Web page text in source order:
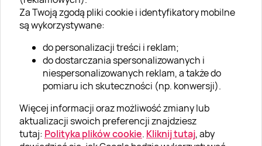
Za Twoją zgodą pliki cookie i identyfikatory mobilne
są wykorzystywane:
do personalizacji treści i reklam;
do dostarczania spersonalizowanych i
niespersonalizowanych reklam, a także do
pomiaru ich skuteczności (np. konwersji).
Więcej informacji oraz możliwość zmiany lub
aktualizacji swoich preferencji znajdziesz
tutaj: Polityka plików cookie. Kliknij tutaj, aby
Aktualności
Kariera w Super Prezentach
Klub Lojalnościowy
Dodaj recenzję